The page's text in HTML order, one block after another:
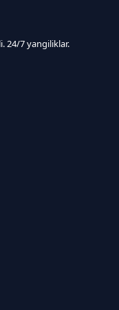
24/7 yangiliklar.